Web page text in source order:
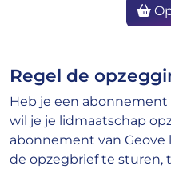
Regel de
Heb je een abonnement
wil je je lidmaatschap
abonnement van Geove
de opzegbrief te sturen,